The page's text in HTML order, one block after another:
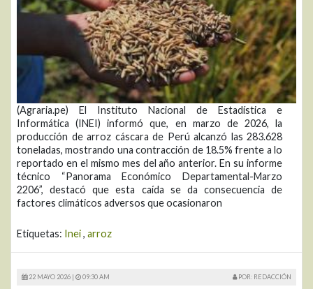
(Agraria.pe) El Instituto Nacional de Estadística e
Informática (INEI) informó que, en marzo de 2026, la
producción de arroz cáscara de Perú alcanzó las 283.628
toneladas, mostrando una contracción de 18.5% frente a lo
reportado en el mismo mes del año anterior. En su informe
técnico “Panorama Económico Departamental-Marzo
2206”, destacó que esta caída se da consecuencia de
factores climáticos adversos que ocasionaron
Etiquetas: Inei, arroz
22 MAYO 2026 | 09:30 AM POR: REDACCIÓN